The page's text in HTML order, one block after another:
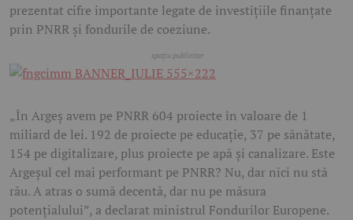
prezentat cifre importante legate de investițiile finanțate
prin PNRR și fondurile de coeziune.
„În Argeș avem pe PNRR 604 proiecte în valoare de 1
miliard de lei. 192 de proiecte pe educație, 37 pe sănătate,
154 pe digitalizare, plus proiecte pe apă și canalizare. Este
Argeșul cel mai performant pe PNRR? Nu, dar nici nu stă
rău. A atras o sumă decentă, dar nu pe măsura
potențialului”, a declarat ministrul Fondurilor Europene.